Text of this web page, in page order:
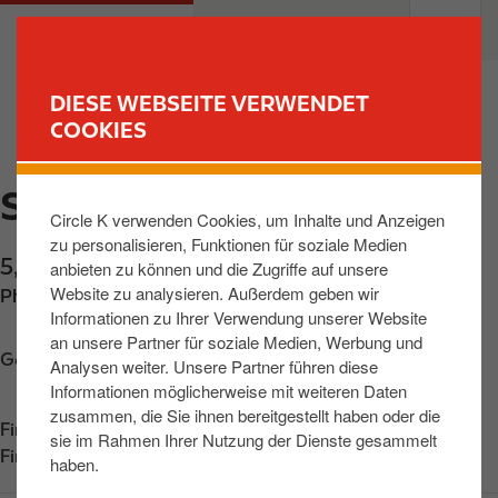
DIESE WEBSEITE VERWENDET
COOKIES
Circle K verwenden Cookies, um Inhalte und Anzeigen
zu personalisieren, Funktionen für soziale Medien
anbieten zu können und die Zugriffe auf unsere
Website zu analysieren. Außerdem geben wir
Informationen zu Ihrer Verwendung unserer Website
an unsere Partner für soziale Medien, Werbung und
Analysen weiter. Unsere Partner führen diese
Informationen möglicherweise mit weiteren Daten
zusammen, die Sie ihnen bereitgestellt haben oder die
sie im Rahmen Ihrer Nutzung der Dienste gesammelt
haben.
u
m
I
n
h
l
M
v
SCHENGERWISS
5, Schengerwiss,Remerschen, L-5439
Phone: +35227689870
Get directions
Find us on
App Store
Find us on